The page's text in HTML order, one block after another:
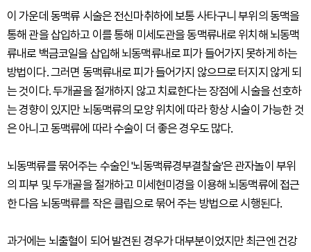
이 가운데 동맥류 시술은 전신마취하에 보통 사타구니 부위의 동맥을
통해 관을 삽입하고 이를 통해 미세도관을 동맥류내로 위치해 뇌동맥
류내로 백금코일을 삽입해 뇌동맥류내로 피가 들어가지 못하게 하는
방법이다. 그러면 동맥류내로 피가 들어가지 않으므로 터지지 않게 되
는 것이다. 두개골을 절개하지 않고 치료한다는 장점에 시술을 선호하
는 경향이 있지만 뇌동맥류의 모양 위치에 따라 항상 시술이 가능한 것
은 아니고 동맥류에 따라 수술이 더 좋은 경우도 많다.
뇌동맥류를 묶어주는 수술인 '뇌동맥류경부결찰술'은 관자놀이 부위
의 피부 및 두개골을 절개하고 미세현미경을 이용해 뇌동맥류에 접근
한 다음 뇌동맥류를 작은 클립으로 묶어 주는 방법으로 시행된다.
과거에는 뇌출혈이 되어 발견된 경우가 대부분이었지만 최근엔 건강